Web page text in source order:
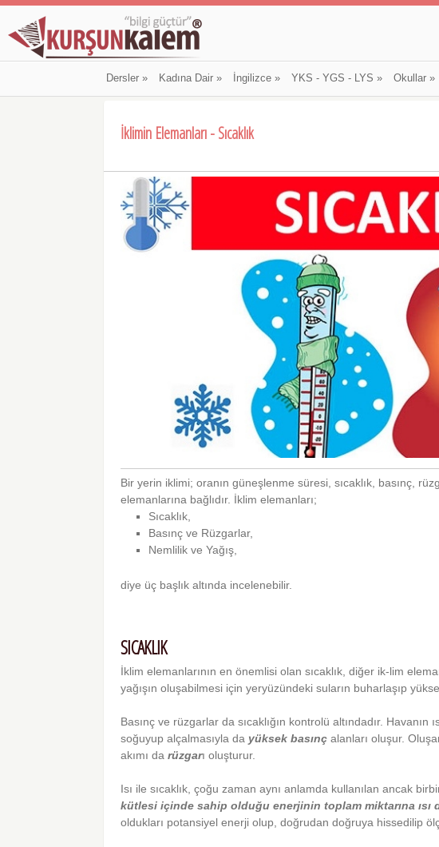
Dersler» Kadına Dair» İngilizce» YKS - YGS - LYS » Okullar»
İklimin Elemanları - Sıcaklık
Bir yerin iklimi; oranın güneşlenme süresi, sıcaklık, basınç,
elemanlarına bağlıdır. İklim elemanları;
Sıcaklık,
Basınç ve Rüzgarlar,
Nemlilik ve Yağış,
diye üç başlık altında incelenebilir.
SICAKLIK
İklim elemanlarının en önemlisi olan sıcaklık, diğer ik-lim
yağışın oluşabilmesi için yeryüzündeki suların buharlaşıp
Basınç ve rüzgarlar da sıcaklığın kontrolü altındadır. Havanın
soğuyup alçalmasıyla da yüksek basınç alanları oluşur.
akımı darüzgarı oluşturur.
Isı ile sıcaklık, çoğu zaman aynı anlamda kullanılan ancak
kütlesi içinde sahip olduğu enerjinin toplam miktarınaısı
oldukları potansiyel enerji olup, doğrudan doğruya hissedilip